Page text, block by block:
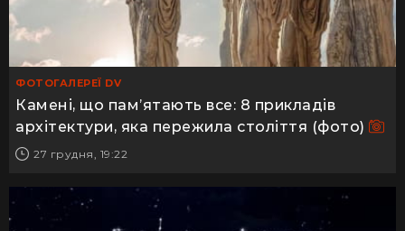
ФОТОГАЛЕРЕЇ DV
Камені, що пам’ятають все: 8 прикладів
архітектури, яка пережила століття (фото)
27 грудня, 19:22